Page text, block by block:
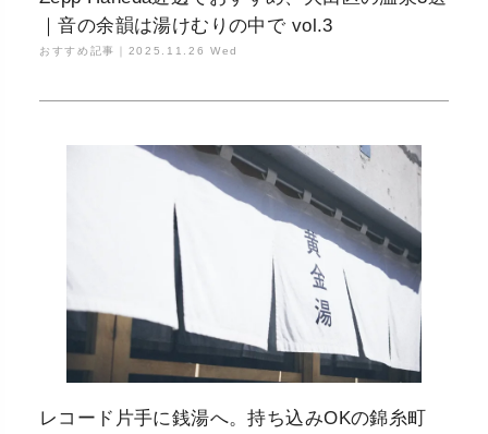
｜音の余韻は湯けむりの中で vol.3
おすすめ記事｜ 2025.11.26 Wed
レコード片手に銭湯へ。持ち込みOKの錦糸町